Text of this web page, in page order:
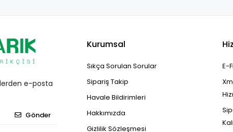
e-posta
Gönder
Kurumsal
Sıkça Sorulan Sorular
Sipariş Takip
Havale Bildirimleri
Hakkımızda
Gizlilik Sözleşmesi
E-